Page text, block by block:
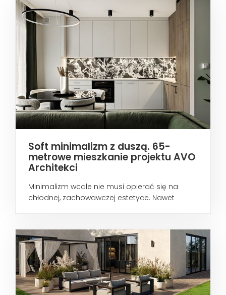
Soft minimalizm z duszą. 65-
metrowe mieszkanie projektu AVO
Architekci
Minimalizm wcale nie musi opierać się na
chłodnej, zachowawczej estetyce. Nawet